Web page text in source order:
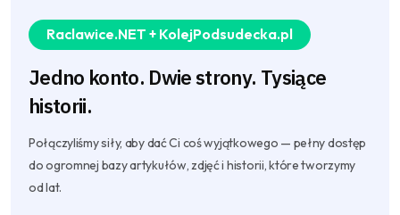
Raclawice.NET + KolejPodsudecka.pl
Jedno konto. Dwie strony. Tysiące
historii.
Połączyliśmy siły, aby dać Ci coś wyjątkowego — pełny dostęp
do ogromnej bazy artykułów, zdjęć i historii, które tworzymy
od lat.